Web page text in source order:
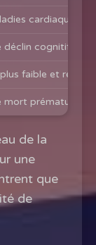
cardiaques
déclin cognitif à un
faible et
mort prématurée,
de la
une
que
de